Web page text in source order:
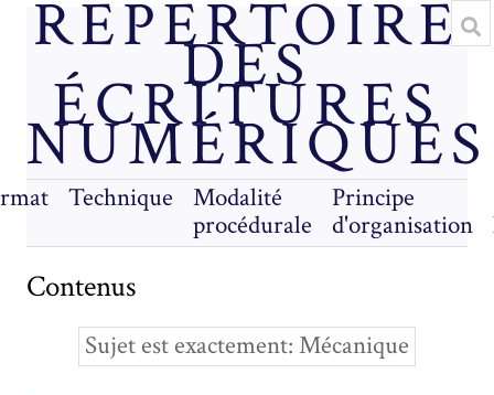
RÉPERTOIRE
DES
ÉCRITURES
NUMÉRIQUES
Technique
Modalité
procédurale
Principe
d'organisation
Contenus
Sujet est exactement Mécanique